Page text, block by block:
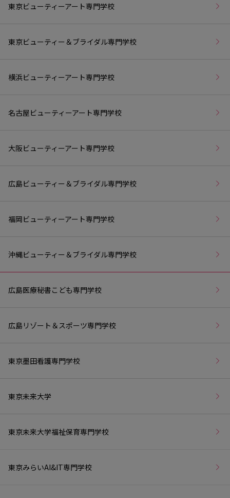
東京ビューティーアート専門学校
東京ビューティー＆ブライダル専門学校
横浜ビューティーアート専門学校
名古屋ビューティーアート専門学校
大阪ビューティーアート専門学校
広島ビューティー＆ブライダル専門学校
福岡ビューティーアート専門学校
沖縄ビューティー＆ブライダル専門学校
広島医療秘書こども専門学校
広島リゾート＆スポーツ専門学校
東京墨田看護専門学校
東京未来大学
東京未来大学福祉保育専門学校
東京みらいAI&IT専門学校